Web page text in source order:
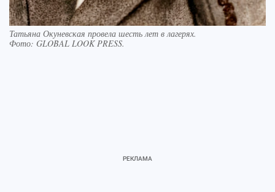
Татьяна Окуневская провела шесть лет в лагерях.
Фото: GLOBAL LOOK PRESS.